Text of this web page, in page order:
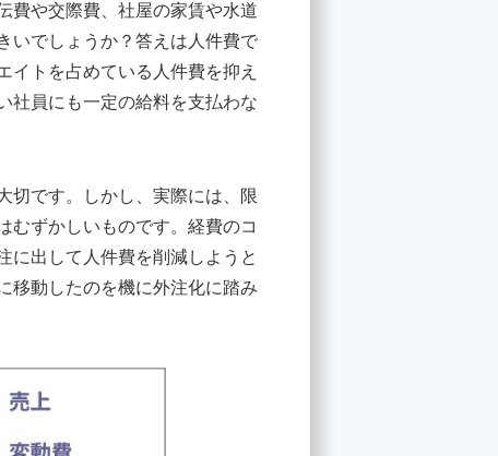
費や交際費、社屋の家賃や水道
いでしょうか？答えは人件費で
イトを占めている人件費を抑え
社員にも一定の給料を支払わな
切です。しかし、実際には、限
むずかしいものです。経費のコ
に出して人件費を削減しようと
移動したのを機に外注化に踏み